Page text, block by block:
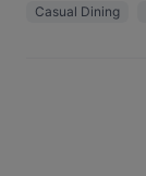
Casual Dining